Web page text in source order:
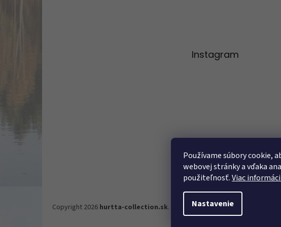
Používame súbory cookie,
webovej stránky a vďaka
použiteľnosť.Viac
Nastavenie
Instagram
Sledovať na
Copyright 2026 hurtta-collection.sk. Všetky práva vyhradené.